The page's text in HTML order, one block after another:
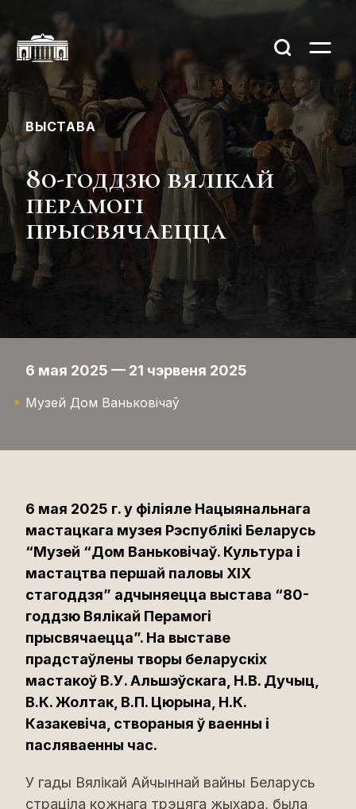
ВЫСТАВА
80-годдзю вялікай
перамогі
прысвячаецца
6 мая 2025 — 21 чэрвеня 2025
Музей Дом Ваньковічаў
6 мая 2025 г. у філіяле Нацыянальнага
мастацкага музея Рэспублікі Беларусь
“Музей “Дом Ваньковічаў. Культура і
мастацтва першай паловы XIX
стагоддзя” адчыняецца выстава “80-
годдзю Вялікай Перамогі
прысвячаецца”. На выставе
прадстаўлены творы беларускіх
мастакоў В.У. Альшэўскага, Н.В. Дучыц,
В.К. Жолтак, В.П. Цюрына, Н.К.
Казакевіча, створаныя ў ваенны і
пасляваенны час.
У гады Вялікай Айчыннай вайны Беларусь
страціла кожнага трэцяга жыхара, была